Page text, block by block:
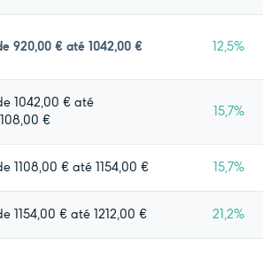
920,00 € até 1042,00 € 12,5%
1042,00 € até
€
15,7%
1108,00 € até 1154,00 € 15,7%
1154,00 € até 1212,00 € 21,2%